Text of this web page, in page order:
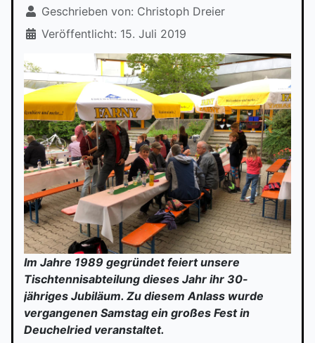
Geschrieben von: Christoph Dreier
Veröffentlicht: 15. Juli 2019
Im Jahre 1989 gegründet feiert unsere
Tischtennisabteilung dieses Jahr ihr 30-
jähriges Jubiläum. Zu diesem Anlass wurde
vergangenen Samstag ein großes Fest in
Deuchelried veranstaltet.